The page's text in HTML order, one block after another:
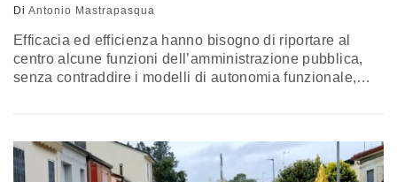
Di Antonio Mastrapasqua
Efficacia ed efficienza hanno bisogno di riportare al
centro alcune funzioni dell’amministrazione pubblica,
senza contraddire i modelli di autonomia funzionale,